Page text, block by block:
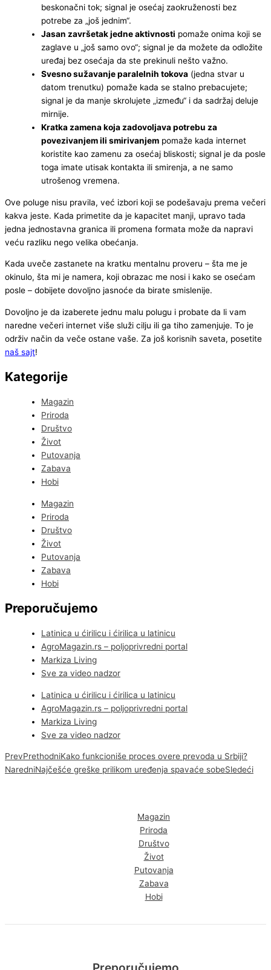
beskonačni tok; signal je osećaj zaokruženosti bez
potrebe za „još jednim“.
Jasan završetak jedne aktivnosti pomaže onima koji se
zaglave u „još samo ovo“; signal je da možete da odložite
uređaj bez osećaja da ste prekinuli nešto važno.
Svesno sužavanje paralelnih tokova (jedna stvar u
datom trenutku) pomaže kada se stalno prebacujete;
signal je da manje skrolujete „između“ i da sadržaj deluje
mirnije.
Kratka zamena koja zadovoljava potrebu za
povezivanjem ili smirivanjem pomaže kada internet
koristite kao zamenu za osećaj bliskosti; signal je da posle
toga imate utisak kontakta ili smirenja, a ne samo
utrošenog vremena.
Ove poluge nisu pravila, već izbori koji se podešavaju prema večeri
kakva jeste. Kada primetite da je kapacitet manji, upravo tada
jedna jednostavna granica ili promena formata može da napravi
veću razliku nego velika obećanja.
Kada uveče zastanete na kratku mentalnu proveru – šta me je
okinulo, šta mi je namera, koji obrazac me nosi i kako se osećam
posle – dobijete dovoljno jasnoće da birate smislenije.
Dovoljno je da izaberete jednu malu polugu i probate da li vam
naredne večeri internet više služi cilju ili ga tiho zamenjuje. To je
održiv način da veče ostane vaše. Za još korisnih saveta, posetite
naš sajt!
Kategorije
Magazin
Priroda
Društvo
Život
Putovanja
Zabava
Hobi
Magazin
Priroda
Društvo
Život
Putovanja
Zabava
Hobi
Preporučujemo
Latinica u ćirilicu i ćirilica u latinicu
AgroMagazin.rs – poljoprivredni portal
Markiza Living
Sve za video nadzor
Latinica u ćirilicu i ćirilica u latinicu
AgroMagazin.rs – poljoprivredni portal
Markiza Living
Sve za video nadzor
PrevPrethodniKako funkcioniše proces overe prevoda u Srbiji?
NaredniNajčešće greške prilikom uređenja spavaće sobeSledeći
Magazin
Priroda
Društvo
Život
Putovanja
Zabava
Hobi